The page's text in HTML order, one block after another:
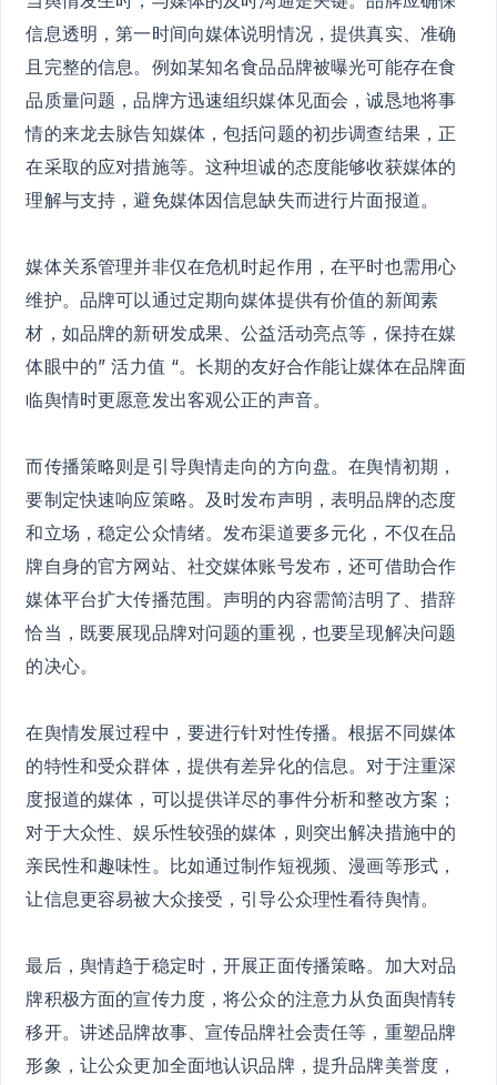
信息透明，第一时间向媒体说明情况，提供真实、准确
且完整的信息。例如某知名食品品牌被曝光可能存在食
品质量问题，品牌方迅速组织媒体见面会，诚恳地将事
情的来龙去脉告知媒体，包括问题的初步调查结果，正
在采取的应对措施等。这种坦诚的态度能够收获媒体的
理解与支持，避免媒体因信息缺失而进行片面报道。
媒体关系管理并非仅在危机时起作用，在平时也需用心
维护。品牌可以通过定期向媒体提供有价值的新闻素
材，如品牌的新研发成果、公益活动亮点等，保持在媒
体眼中的” 活力值 “。长期的友好合作能让媒体在品牌面
临舆情时更愿意发出客观公正的声音。
而传播策略则是引导舆情走向的方向盘。在舆情初期，
要制定快速响应策略。及时发布声明，表明品牌的态度
和立场，稳定公众情绪。发布渠道要多元化，不仅在品
牌自身的官方网站、社交媒体账号发布，还可借助合作
媒体平台扩大传播范围。声明的内容需简洁明了、措辞
恰当，既要展现品牌对问题的重视，也要呈现解决问题
的决心。
在舆情发展过程中，要进行针对性传播。根据不同媒体
的特性和受众群体，提供有差异化的信息。对于注重深
度报道的媒体，可以提供详尽的事件分析和整改方案；
对于大众性、娱乐性较强的媒体，则突出解决措施中的
亲民性和趣味性。比如通过制作短视频、漫画等形式，
让信息更容易被大众接受，引导公众理性看待舆情。
最后，舆情趋于稳定时，开展正面传播策略。加大对品
牌积极方面的宣传力度，将公众的注意力从负面舆情转
移开。讲述品牌故事、宣传品牌社会责任等，重塑品牌
形象，让公众更加全面地认识品牌，提升品牌美誉度，